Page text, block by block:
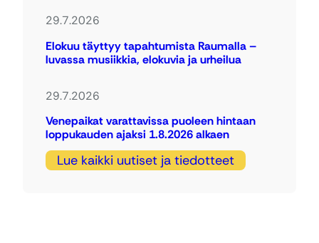
29.7.2026
Elokuu täyttyy tapahtumista Raumalla –
luvassa musiikkia, elokuvia ja urheilua
29.7.2026
Venepaikat varattavissa puoleen hintaan
loppukauden ajaksi 1.8.2026 alkaen
Lue kaikki uutiset ja tiedotteet